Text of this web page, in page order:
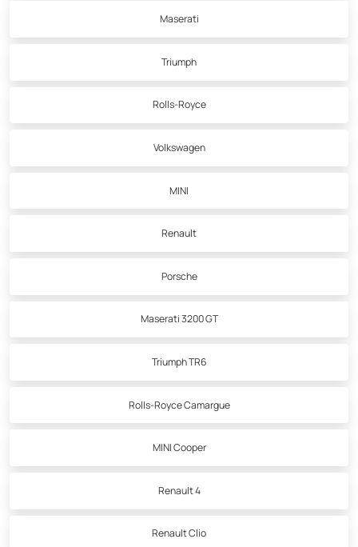
Maserati
Triumph
Rolls-Royce
Volkswagen
MINI
Renault
Porsche
Maserati 3200 GT
Triumph TR6
Rolls-Royce Camargue
MINI Cooper
Renault 4
Renault Clio